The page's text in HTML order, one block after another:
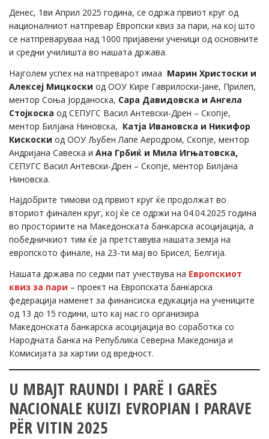
Денес, 1ви Април 2025 година, се одржа првиот круг од
националниот натпревар Европски квиз за пари, на кој што
се натпреваруваа над 1000 пријавени ученици од основните
и средни училишта во нашата држава.
Најголем успех на натпреварот имаа Марин Христоски и
Алексеј Мицкоски од ООУ Кире Гаврилоски-Јане, Прилеп,
ментор Соња Јорданоска, Сара Давидовска и Ангела
Стојкоска од СЕПУГС Васил Антевски-Дрен – Скопје,
ментор Билјана Ниновска, Катја Ивановска и Никифор
Кискоски од ООУ Љубен Лапе Аеродром, Скопје, ментор
Андријана Савеска и Ана Грбиќ и Мила Игњатовска,
СЕПУГС Васил Антевски-Дрен – Скопје, ментор Билјана
Ниновска.
Најдобрите тимови од првиот круг ќе продолжат во
вториот финален круг, кој ќе се одржи на 04.04.2025 година
во просториите на Македонската банкарска асоцијација, а
победничкиот тим ќе ја претставува нашата земја на
европското финале, на 23-ти мај во Брисел, Белгија.
Нашата држава по седми пат учествува на Европскиот
квиз за пари – проект на Европската банкарска
федерација наменет за финансиска едукација на учениците
од 13 до 15 години, што кај нас го организира
Македонската банкарска асоцијација во соработка со
Народната банка на Република Северна Македонија и
Комисијата за хартии од вредност.
U MBAJT RAUNDI I PARË I GARËS
NACIONALE KUIZI EVROPIAN I PARAVE
PËR VITIN 2025